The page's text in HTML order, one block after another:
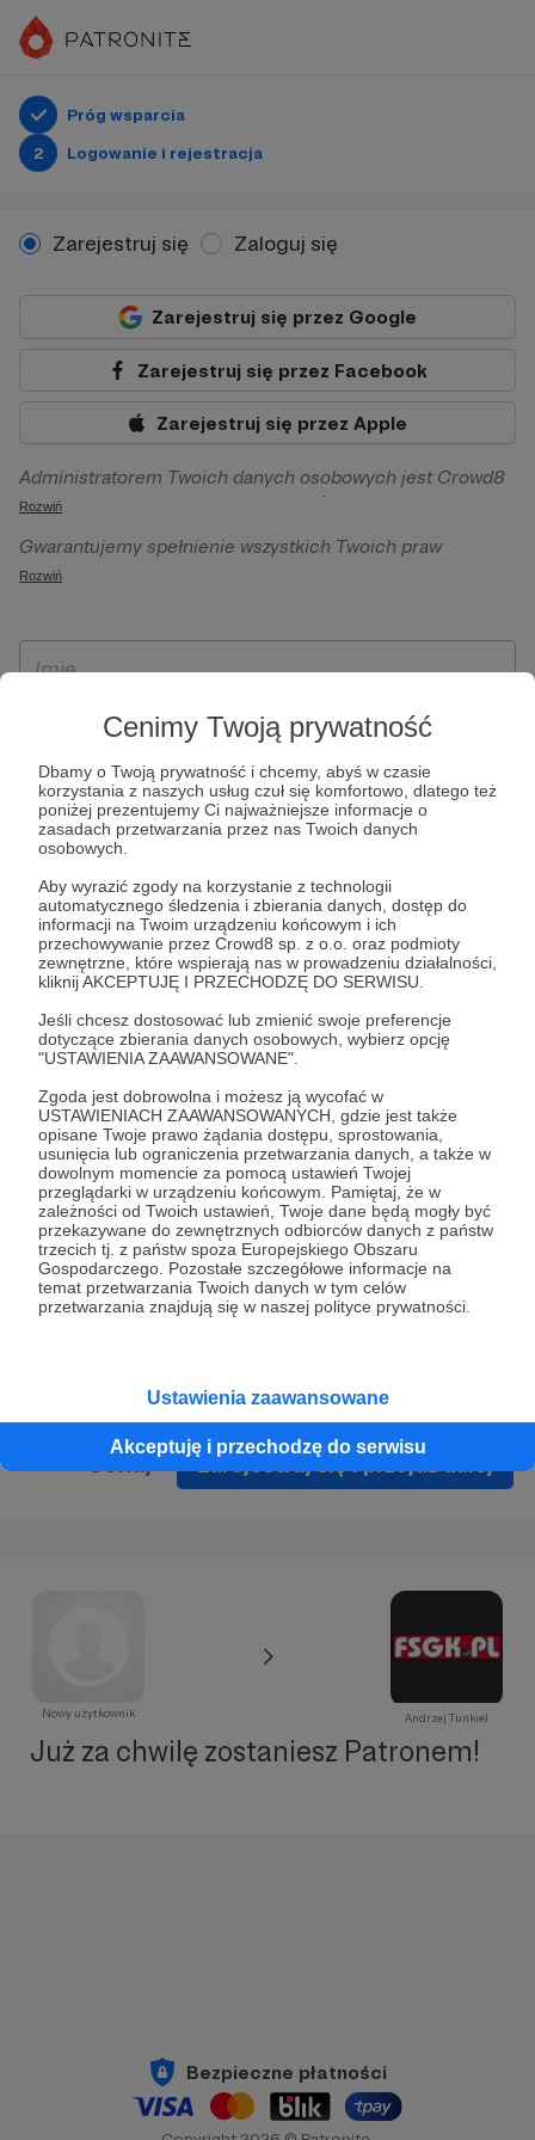
Cenimy Twoją prywatność
Dbamy o Twoją prywatność i chcemy, abyś w czasie
korzystania z naszych usług czuł się komfortowo, dlatego też
poniżej prezentujemy Ci najważniejsze informacje o
zasadach przetwarzania przez nas Twoich danych
osobowych.
Aby wyrazić zgody na korzystanie z technologii
automatycznego śledzenia i zbierania danych, dostęp do
informacji na Twoim urządzeniu końcowym i ich
przechowywanie przez Crowd8 sp. z o.o. oraz podmioty
zewnętrzne, które wspierają nas w prowadzeniu działalności,
kliknij AKCEPTUJĘ I PRZECHODZĘ DO SERWISU.
Jeśli chcesz dostosować lub zmienić swoje preferencje
dotyczące zbierania danych osobowych, wybierz opcję
"USTAWIENIA ZAAWANSOWANE".
Zgoda jest dobrowolna i możesz ją wycofać w
USTAWIENIACH ZAAWANSOWANYCH, gdzie jest także
opisane Twoje prawo żądania dostępu, sprostowania,
usunięcia lub ograniczenia przetwarzania danych, a także w
dowolnym momencie za pomocą ustawień Twojej
przeglądarki w urządzeniu końcowym. Pamiętaj, że w
zależności od Twoich ustawień, Twoje dane będą mogły być
przekazywane do zewnętrznych odbiorców danych z państw
trzecich tj. z państw spoza Europejskiego Obszaru
Gospodarczego. Pozostałe szczegółowe informacje na
temat przetwarzania Twoich danych w tym celów
przetwarzania znajdują się w naszej polityce prywatności.
Ustawienia zaawansowane
Akceptuję i przechodzę do serwisu
Próg wsparcia
2
Logowanie i rejestracja
Zarejestruj się Zaloguj się
Zarejestruj się przez Google
Zarejestruj się przez Facebook
Zarejestruj się przez Apple
Administratorem Twoich danych osobowych jest Crowd8
sp. z o.o. z siedziba w Warszawie, ul. Żwirki i Wigury 16, 02-
092 Warszawa. Twoje dane osobowe będą przetwarzane w
szczególności w celu wykonania umowy zawartej z Tobą, w
Patronite.pl, w tym możliwości dokonywania oraz
otrzymywania wsparcia na naszej platformie oraz
Rozwiń
Gwarantujemy spełnienie wszystkich Twoich praw
wynikających z ogólnego rozporządzenia o ochronie
ich przenoszenia, niepodlegania zautomatyzowanemu
wyrażenia sprzeciwu wobec przetwarzania Twoich danych
osobowych. Rejestracja dla osób niepełnoletnich możliwa
jest po przekazaniu podpisanego formularza "Zgodna na
założenie konta przez osobę niepełnoletnią", formularz
dostępny jest na stronie regulaminu Patronite.pl.
Rozwiń
* Zapoznałem się i akceptujęRegulaminserwisu oraz
* Wyrażam zgodę na przetwarzanie moich danych
osobowych podanych w formularzu rejestracyjnym w celu
prawidłowego świadczenia usług serwisu Patronite.
Wyrażam zgodę na otrzymywanie drogą elektroniczną
informacji handlowych - newslettera. Opcja ta może zostać
zmieniona w ustawieniach konta.
Zarejestruj się i przejdź dalej
Nowy użytkownik Andrzej Tunkiel
Już za chwilę zostaniesz Patronem!
Bezpieczne płatności